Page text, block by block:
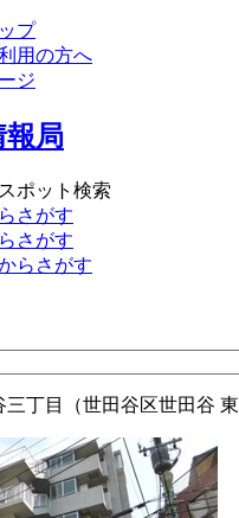
プ
用の方へ
ジ
丁目（世田谷区世田谷